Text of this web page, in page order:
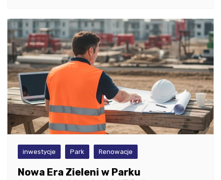
inwestycje Park Renowacje
Nowa Era Zieleni w Parku